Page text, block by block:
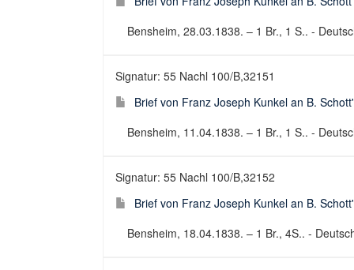
Bensheim, 28.03.1838. – 1 Br., 1 S.. -
Signatur: 55 Nachl 100/B,32151
Brief von Franz Joseph Kunkel an B.
Bensheim, 11.04.1838. – 1 Br., 1 S.. -
Signatur: 55 Nachl 100/B,32152
Brief von Franz Joseph Kunkel an B.
Bensheim, 18.04.1838. – 1 Br., 4S.. -